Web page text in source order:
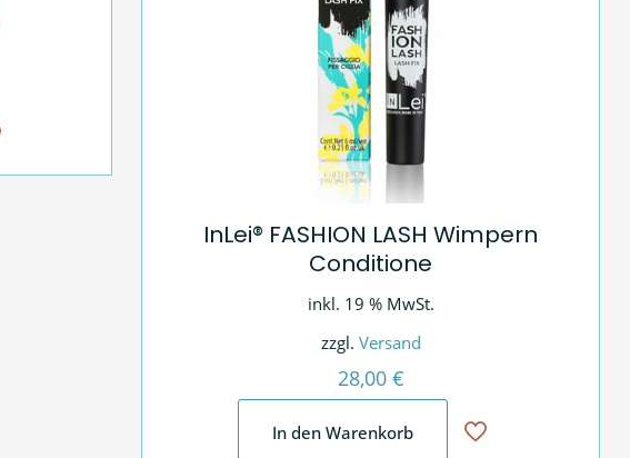
InLei® FASHION LASH Wimpern
Conditione
inkl. 19 % MwSt.
zzgl. Versand
28,00 €
In den Warenkorb